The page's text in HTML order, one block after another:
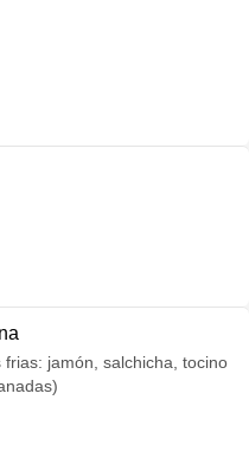
frias: jamón, salchicha, tocino
rebanadas)